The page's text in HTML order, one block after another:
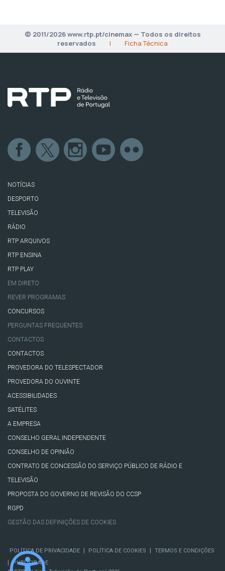
© 2011/2026 www.rtp.pt/cinemax — Todos os direitos
reservados
| Ficha Técnica
NOTÍCIAS
DESPORTO
TELEVISÃO
RÁDIO
RTP ARQUIVOS
RTP ENSINA
RTP PLAY
EM DIRETO
REVER PROGRAMAS
CONCURSOS
PERGUNTAS FREQUENTES
CONTACTOS
CONTACTOS
PROVEDORA DO TELESPECTADOR
PROVEDORA DO OUVINTE
ACESSIBILIDADES
SATÉLITES
A EMPRESA
CONSELHO GERAL INDEPENDENTE
CONSELHO DE OPINIÃO
CONTRATO DE CONCESSÃO DO SERVIÇO PÚBLICO DE RÁDIO E
TELEVISÃO
PROPOSTA DO GOVERNO DE REVISÃO DO CCSP
RGPD
GESTÃO DAS DEFINIÇÕES DE COOKIES
POLÍTICA DE PRIVACIDADE | POLÍTICA DE COOKIES | TERMOS E CONDIÇÕES
|
PUBLICIDADE